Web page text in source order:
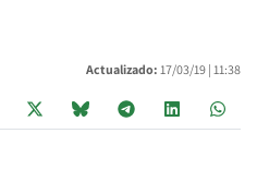
Actualizado: 17/03/19 | 11:38